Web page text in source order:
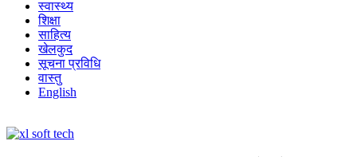
स्वास्थ्य
शिक्षा
साहित्य
खेलकुद
सूचना प्रविधि
वास्तु
English